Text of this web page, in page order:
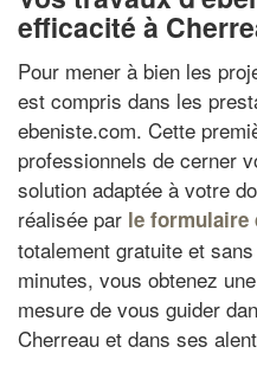
efficacité à
Pour mener à bien les
est compris dans les
ebeniste.com. Cette
professionnels de cerner
solution adaptée à votre
réalisée par le formulaire
totalement gratuite et
minutes, vous obtenez
mesure de vous guider
Cherreau et dans ses